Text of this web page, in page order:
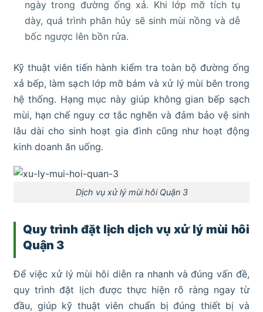
ngày trong đường ống xả. Khi lớp mỡ tích tụ
dày, quá trình phân hủy sẽ sinh mùi nồng và dễ
bốc ngược lên bồn rửa.
Kỹ thuật viên tiến hành kiểm tra toàn bộ đường ống
xả bếp, làm sạch lớp mỡ bám và xử lý mùi bên trong
hệ thống. Hạng mục này giúp không gian bếp sạch
mùi, hạn chế nguy cơ tắc nghẽn và đảm bảo vệ sinh
lâu dài cho sinh hoạt gia đình cũng như hoạt động
kinh doanh ăn uống.
Dịch vụ xử lý mùi hôi Quận 3
Quy trình đặt lịch dịch vụ xử lý mùi hôi
Quận 3
Để việc xử lý mùi hôi diễn ra nhanh và đúng vấn đề,
quy trình đặt lịch được thực hiện rõ ràng ngay từ
đầu, giúp kỹ thuật viên chuẩn bị đúng thiết bị và